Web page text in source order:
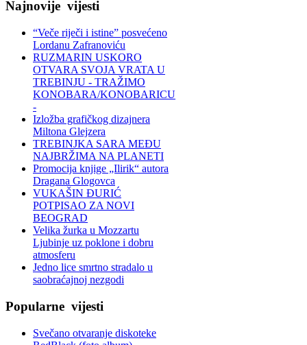
Najnovije vijesti
“Veče riječi i istine” posvećeno
Lordanu Zafranoviću
RUZMARIN USKORO
OTVARA SVOJA VRATA U
TREBINJU - TRAŽIMO
KONOBARA/KONOBARICU
-
Izložba grafičkog dizajnera
Miltona Glejzera
TREBINЈKA SARA MEĐU
NAJBRŽIMA NA PLANETI
Promocija knjige „Ilirik“ autora
Dragana Glogovca
VUKAŠIN ĐURIĆ
POTPISAO ZA NOVI
BEOGRAD
Velika žurka u Mozzartu
Ljubinje uz poklone i dobru
atmosferu
Jedno lice smrtno stradalo u
saobraćajnoj nezgodi
Popularne vijesti
Svečano otvaranje diskoteke